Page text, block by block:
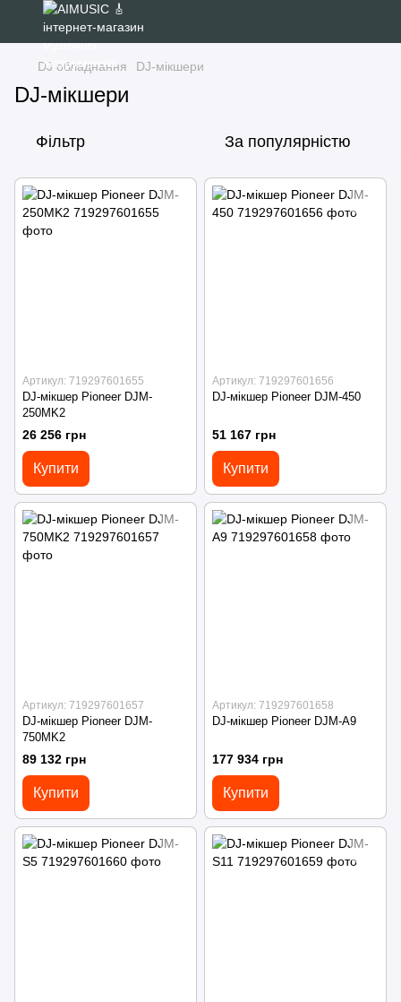
DJ обладнання DJ-мікшери
DJ-мікшери
Фільтр За популярністю
Артикул: 719297601655
DJ-мікшер Pioneer DJM-
250MK2
26 256 грн
Купити
Артикул: 719297601656
DJ-мікшер Pioneer DJM-450
51 167 грн
Купити
Артикул: 719297601657
DJ-мікшер Pioneer DJM-
750MK2
89 132 грн
Купити
Артикул: 719297601658
DJ-мікшер Pioneer DJM-A9
177 934 грн
Купити